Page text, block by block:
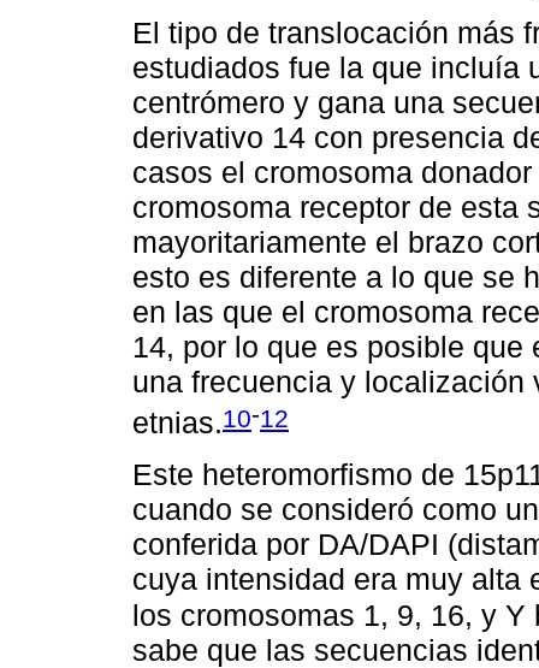
El tipo de translocación más
estudiados fue la que incluía
centrómero y gana una
derivativo 14 con presencia
casos el cromosoma
cromosoma receptor de esta
mayoritariamente el brazo
esto es diferente a lo que se
en las que el cromosoma
14, por lo que es posible
una frecuencia y
etnias.10-12
Este heteromorfismo de
cuando se consideró como
conferida por DA/DAPI
cuya intensidad era muy alta
los cromosomas 1, 9, 16, y Y
sabe que las secuencias